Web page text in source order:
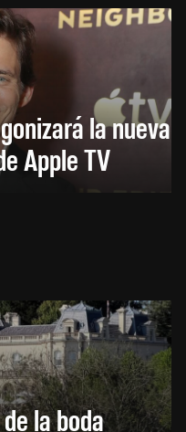
la nueva
Apple TV
la boda